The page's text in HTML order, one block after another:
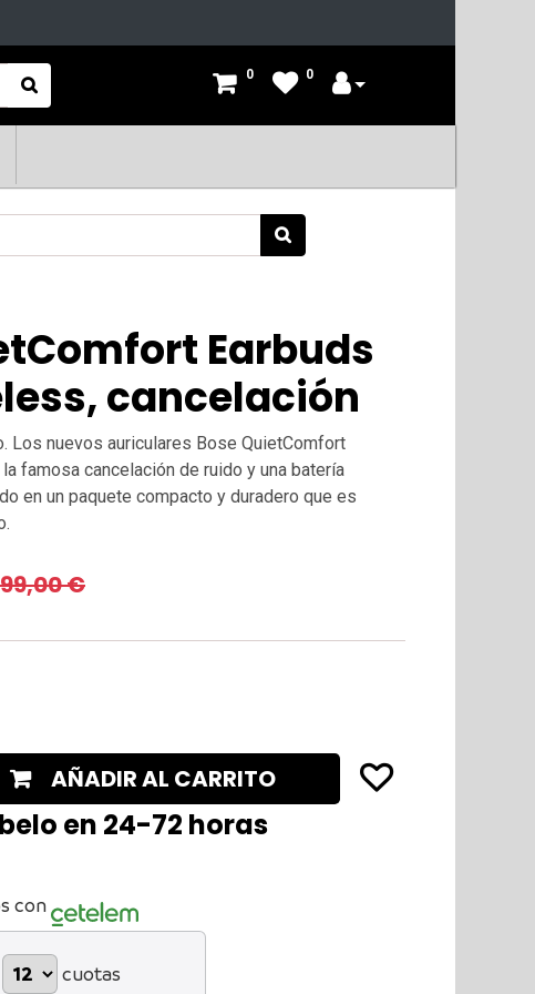
0 0
Earbuds
cancelación
Los nuevos auriculares Bose QuietComfort
famosa cancelación de ruido y una batería
en un paquete compacto y duradero que es
€
AÑADIR AL CARRITO
en 24-72 horas
con
cuotas